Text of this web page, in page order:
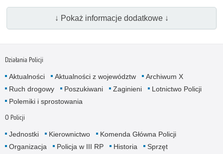
↓ Pokaż informacje dodatkowe ↓
Działania Policji
Aktualności Aktualności z województw
Archiwum X
Ruch drogowy
Poszukiwani Zaginieni
Lotnictwo Policji
Polemiki i sprostowania
O Policji
Jednostki Kierownictwo
Komenda Główna Policji
Organizacja
Policja w III RP Historia
Sprzęt